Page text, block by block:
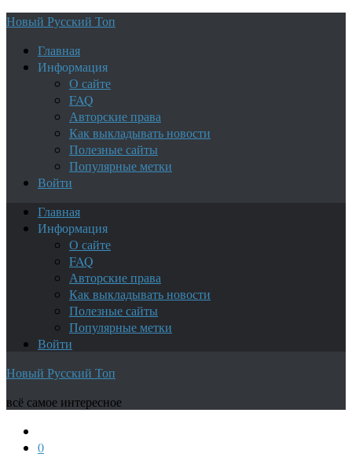
Новый Русский Топ
Главная
Информация
О сайте
FAQ
Авторские права
Как выкладывать новости
Полезные сайты
Популярные метки
Войти
Главная
Информация
О сайте
FAQ
Авторские права
Как выкладывать новости
Полезные сайты
Популярные метки
Войти
Новый Русский Топ
всё самое интересное
0